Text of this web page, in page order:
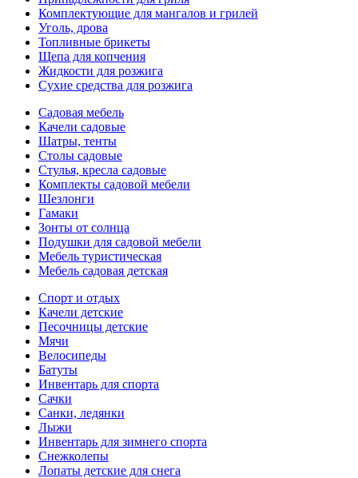
Комплектующие для мангалов и грилей
Уголь, дрова
Топливные брикеты
Щепа для копчения
Жидкости для розжига
Сухие средства для розжига
Садовая мебель
Качели садовые
Шатры, тенты
Столы садовые
Стулья, кресла садовые
Комплекты садовой мебели
Шезлонги
Гамаки
Зонты от солнца
Подушки для садовой мебели
Мебель туристическая
Мебель садовая детская
Спорт и отдых
Качели детские
Песочницы детские
Мячи
Велосипеды
Батуты
Инвентарь для спорта
Сачки
Санки, ледянки
Лыжи
Инвентарь для зимнего спорта
Снежколепы
Лопаты детские для снега